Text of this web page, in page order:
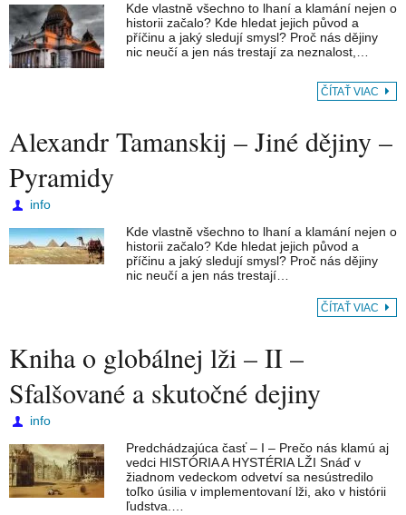
Kde vlastně všechno to lhaní a klamání nejen o
historii začalo? Kde hledat jejich původ a
příčinu a jaký sledují smysl? Proč nás dějiny
nic neučí a jen nás trestají za neznalost,…
ČÍTAŤ VIAC
Alexandr Tamanskij – Jiné dějiny –
Pyramidy
info
Kde vlastně všechno to lhaní a klamání nejen o
historii začalo? Kde hledat jejich původ a
příčinu a jaký sledují smysl? Proč nás dějiny
nic neučí a jen nás trestají…
ČÍTAŤ VIAC
Kniha o globálnej lži – II –
Sfalšované a skutočné dejiny
info
Predchádzajúca časť – I – Prečo nás klamú aj
vedci HISTÓRIA A HYSTÉRIA LŽI Snáď v
žiadnom vedeckom odvetví sa nesústredilo
toľko úsilia v implementovaní lži, ako v histórii
ľudstva.…